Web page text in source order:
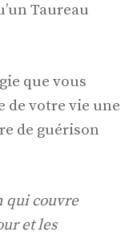
Taureau
que vous
de votre vie une
de guérison
qui couvre
et les